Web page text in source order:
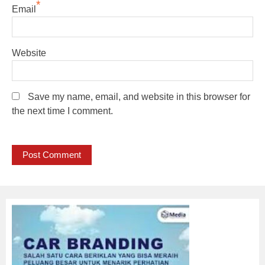
Email *
Website
Save my name, email, and website in this browser for
the next time I comment.